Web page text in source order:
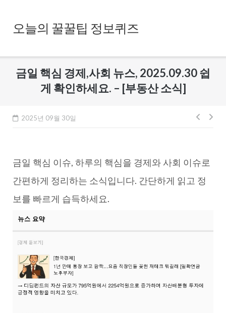
content오늘의 꿀꿀팁 정보퀴즈
금일 핵심 경제,사회 뉴스, 2025.09.30 쉽
게 확인하세요. – [부동산 소식]
2025년 09월 30일
글
게
이
금일 핵심 이슈, 하루의 핵심을 경제와 사회 이슈로
간편하게 정리하는 소식입니다. 간단하게 읽고 정
보를 빠르게 습득하세요.